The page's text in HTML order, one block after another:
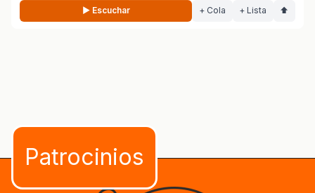
▶ Escuchar + Cola + Lista ⬆